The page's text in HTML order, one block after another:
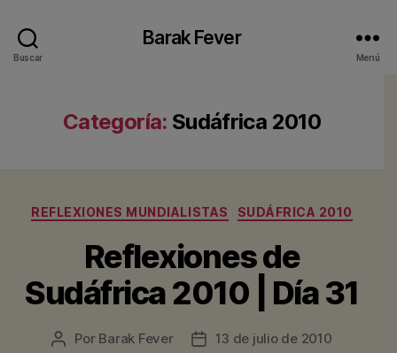
Buscar
Barak Fever
Menú
Categoría: Sudáfrica 2010
Categorías
REFLEXIONES MUNDIALISTAS SUDÁFRICA 2010
Reflexiones de
Sudáfrica 2010 | Día 31
Autor
Por Barak Fever
Fecha13 de julio de 2010